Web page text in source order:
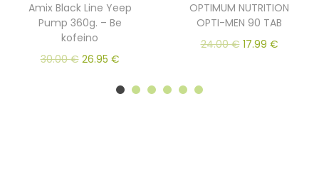
Amix Black Line Yeep
Pump 360g. – Be
kofeino
30.00€ 26.95 €
OPTIMUM NUTRITION
OPTI-MEN 90 TAB
24.00€ 17.99 €